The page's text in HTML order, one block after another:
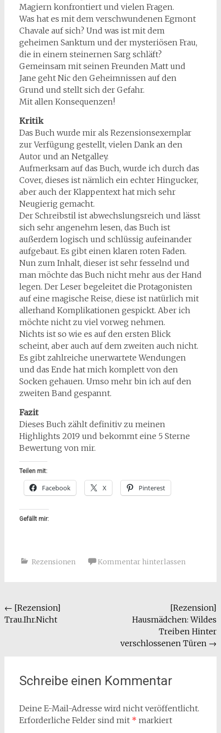
Magiern konfrontiert und vielen Fragen.
Was hat es mit dem verschwundenen Egmont
Chavale auf sich? Und was ist mit dem
geheimen Sanktum und der mysteriösen Frau,
die in einem steinernen Sarg schläft?
Gemeinsam mit seinen Freunden Matt und
Jane geht Nic den Geheimnissen auf den
Grund und stellt sich der Gefahr.
Mit allen Konsequenzen!
Kritik
Das Buch wurde mir als Rezensionsexemplar
zur Verfügung gestellt, vielen Dank an den
Autor und an Netgalley.
Aufmerksam auf das Buch, wurde ich durch das
Cover, dieses ist nämlich ein echter Hingucker,
aber auch der Klappentext hat mich sehr
Neugierig gemacht.
Der Schreibstil ist abwechslungsreich und lässt
sich sehr angenehm lesen, das Buch ist
außerdem logisch und schlüssig aufeinander
aufgebaut. Es gibt einen klaren roten Faden.
Nun zum Inhalt, dieser ist sehr fesselnd und
man möchte das Buch nicht mehr aus der Hand
legen. Der Leser begeleitet die Protagonisten
auf eine magische Reise, diese ist natürlich mit
allerhand Komplikationen gespickt. Aber ich
möchte nicht zu viel vorweg nehmen.
Nichts ist so wie es auf den ersten Blick
scheint, aber auch auf dem zweiten auch nicht.
Es gibt zahlreiche unerwartete Wendungen
und das Ende hat mich komplett von den
Socken gehauen. Umso mehr bin ich auf den
zweiten Band gespannt.
Fazit
Dieses Buch zählt definitiv zu meinen
Highlights 2019 und bekommt eine 5 Sterne
Bewertung von mir.
Teilen mit:
Facebook X Pinterest
Gefällt mir:
Rezensionen Kommentar hinterlassen
Beitragsnavigation
← [Rezension]
Trau.Ihr.Nicht
[Rezension]
Hausmädchen: Wildes
Treiben Hinter
verschlossenen Türen →
Schreibe einen Kommentar
Deine E-Mail-Adresse wird nicht veröffentlicht.
Erforderliche Felder sind mit * markiert